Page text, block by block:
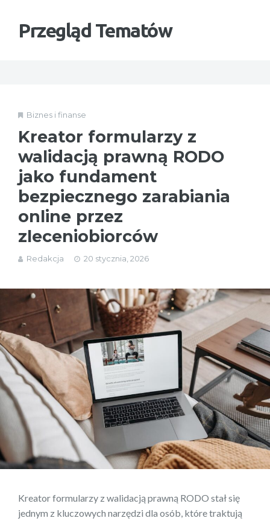
Przegląd Tematów
Biznes i finanse
Kreator formularzy z
walidacją prawną RODO
jako fundament
bezpiecznego zarabiania
online przez
zleceniobiorców
Redakcja 20 stycznia, 2026
Kreator formularzy z walidacją prawną RODO stał się
jednym z kluczowych narzędzi dla osób, które traktują